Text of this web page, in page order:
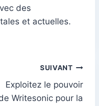
des
et actuelles.
SUIVANT
Exploitez le pouvoir
Writesonic pour la